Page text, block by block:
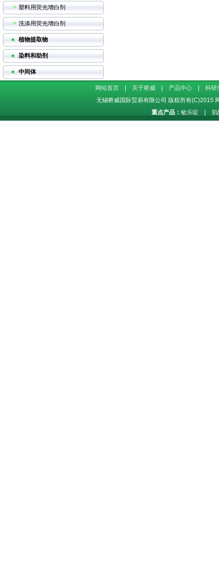
塑料用荧光增白剂
洗涤用荧光增白剂
植物提取物
染料和助剂
中间体
网站首页 关于桥威 产品中心
科研
无锡桥威国际贸易有限公司 版权所有(C)2015
重点产品： 敏乐啶 肌